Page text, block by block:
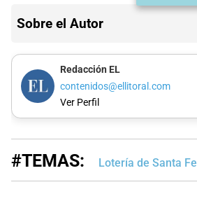
Sobre el Autor
Redacción EL
contenidos@ellitoral.com
Ver Perfil
#TEMAS: Lotería de Santa Fe